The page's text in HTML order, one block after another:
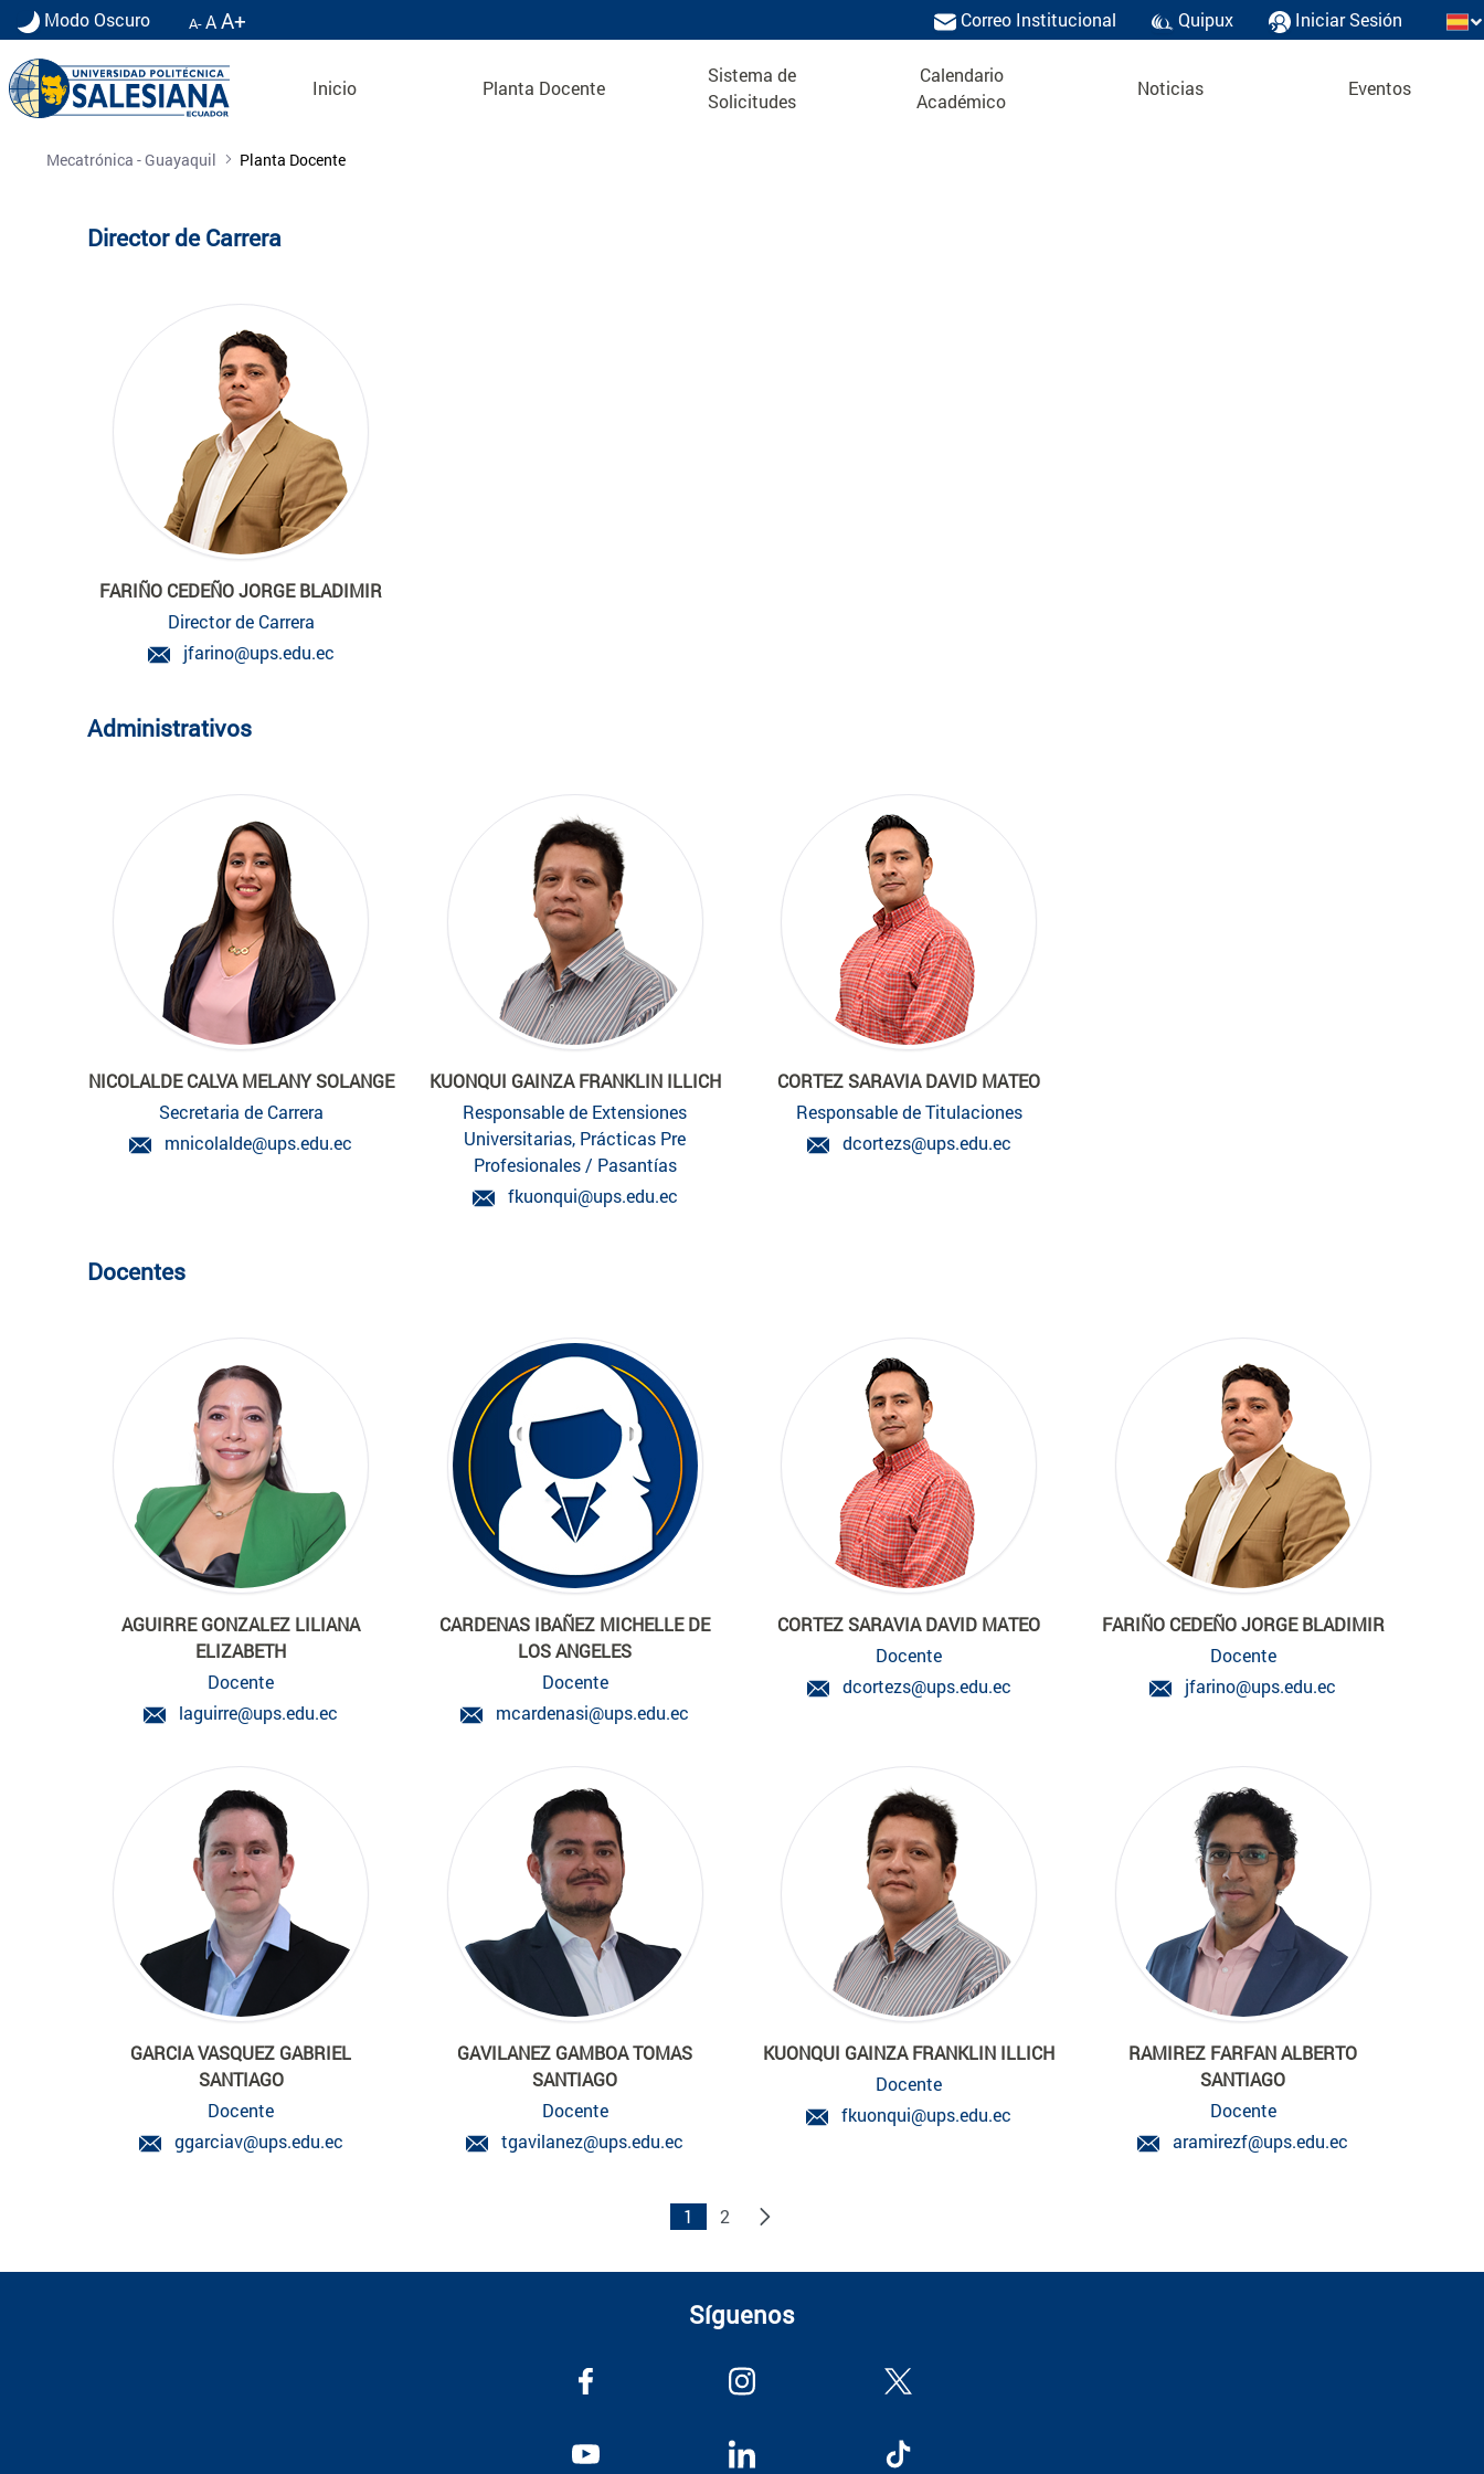
Modo Oscuro A-AA+ Correo Institucional Quipux Iniciar Sesión
Inicio Planta Docente
Sistema de
Solicitudes
Calendario
Académico
Noticias Eventos
Planta Docente
Mecatrónica - Guayaquil Planta Docente
Director de Carrera
FARIÑO CEDEÑO JORGE BLADIMIR
Director de Carrera
jfarino@ups.edu.ec
Administrativos
NICOLALDE CALVA MELANY SOLANGE
Secretaria de Carrera
mnicolalde@ups.edu.ec
KUONQUI GAINZA FRANKLIN ILLICH
Responsable de Extensiones
Universitarias, Prácticas Pre
Profesionales / Pasantías
fkuonqui@ups.edu.ec
CORTEZ SARAVIA DAVID MATEO
Responsable de Titulaciones
dcortezs@ups.edu.ec
Docentes
AGUIRRE GONZALEZ LILIANA
ELIZABETH
Docente
laguirre@ups.edu.ec
CARDENAS IBAÑEZ MICHELLE DE
LOS ANGELES
Docente
mcardenasi@ups.edu.ec
CORTEZ SARAVIA DAVID MATEO
Docente
dcortezs@ups.edu.ec
FARIÑO CEDEÑO JORGE BLADIMIR
Docente
jfarino@ups.edu.ec
GARCIA VASQUEZ GABRIEL
SANTIAGO
Docente
ggarciav@ups.edu.ec
GAVILANEZ GAMBOA TOMAS
SANTIAGO
Docente
tgavilanez@ups.edu.ec
KUONQUI GAINZA FRANKLIN ILLICH
Docente
fkuonqui@ups.edu.ec
RAMIREZ FARFAN ALBERTO
SANTIAGO
Docente
aramirezf@ups.edu.ec
1 2
Síguenos